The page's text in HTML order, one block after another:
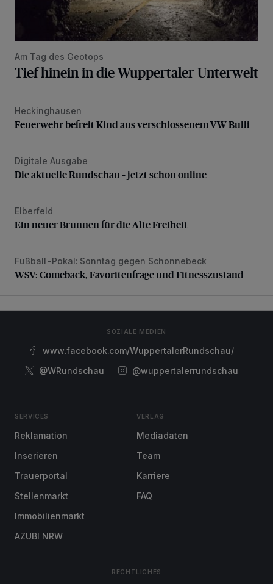
Am Tag des Geotops
Tief hinein in die Wuppertaler Unterwelt
Feuerwehr befreit Kind aus verschlossenem VW Bulli
Heckinghausen
Feuerwehr befreit Kind aus verschlossenem VW Bulli
Die aktuelle Rundschau – jetzt schon online
Digitale Ausgabe
Die aktuelle Rundschau – jetzt schon online
Ein neuer Brunnen für die Alte Freiheit
Elberfeld
Ein neuer Brunnen für die Alte Freiheit
WSV: Comeback, Favoritenfrage und Fitnesszustand
Fußball-Pokal: Sonntag gegen Schonnebeck
WSV: Comeback, Favoritenfrage und Fitnesszustand
SOZIALE MEDIEN
www.facebook.com/WuppertalerRundschau/
@WRundschau
@wuppertalerrundschau
SERVICES
Reklamation
Inserieren
Trauerportal
Stellenmarkt
Immobilienmarkt
AZUBI NRW
VERLAG
Mediadaten
Team
Karriere
FAQ
RECHTLICHES